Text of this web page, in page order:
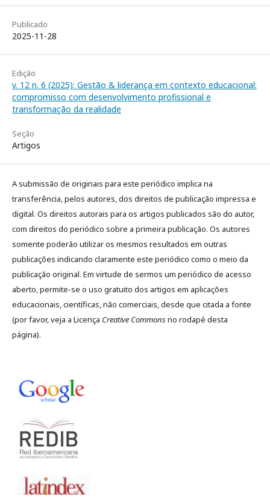
Publicado
2025-11-28
Edição
v. 12 n. 6 (2025): Gestão & liderança em contexto educacional:
compromisso com desenvolvimento profissional e
transformação da realidade
Seção
Artigos
A submissão de originais para este periódico implica na
transferência, pelos autores, dos direitos de publicação impressa e
digital. Os direitos autorais para os artigos publicados são do autor,
com direitos do periódico sobre a primeira publicação. Os autores
somente poderão utilizar os mesmos resultados em outras
publicações indicando claramente este periódico como o meio da
publicação original. Em virtude de sermos um periódico de acesso
aberto, permite-se o uso gratuito dos artigos em aplicações
educacionais, científicas, não comerciais, desde que citada a fonte
(por favor, veja a Licença Creative Commonsno rodapé desta
página).